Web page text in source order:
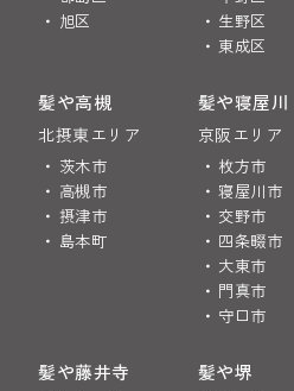
旭区
生野区
東成区
髪や高槻
北摂東エリア
茨木市
高槻市
摂津市
島本町
髪や寝屋川
京阪エリア
枚方市
寝屋川市
交野市
四条畷市
大東市
門真市
守口市
髪や藤井寺 髪や堺